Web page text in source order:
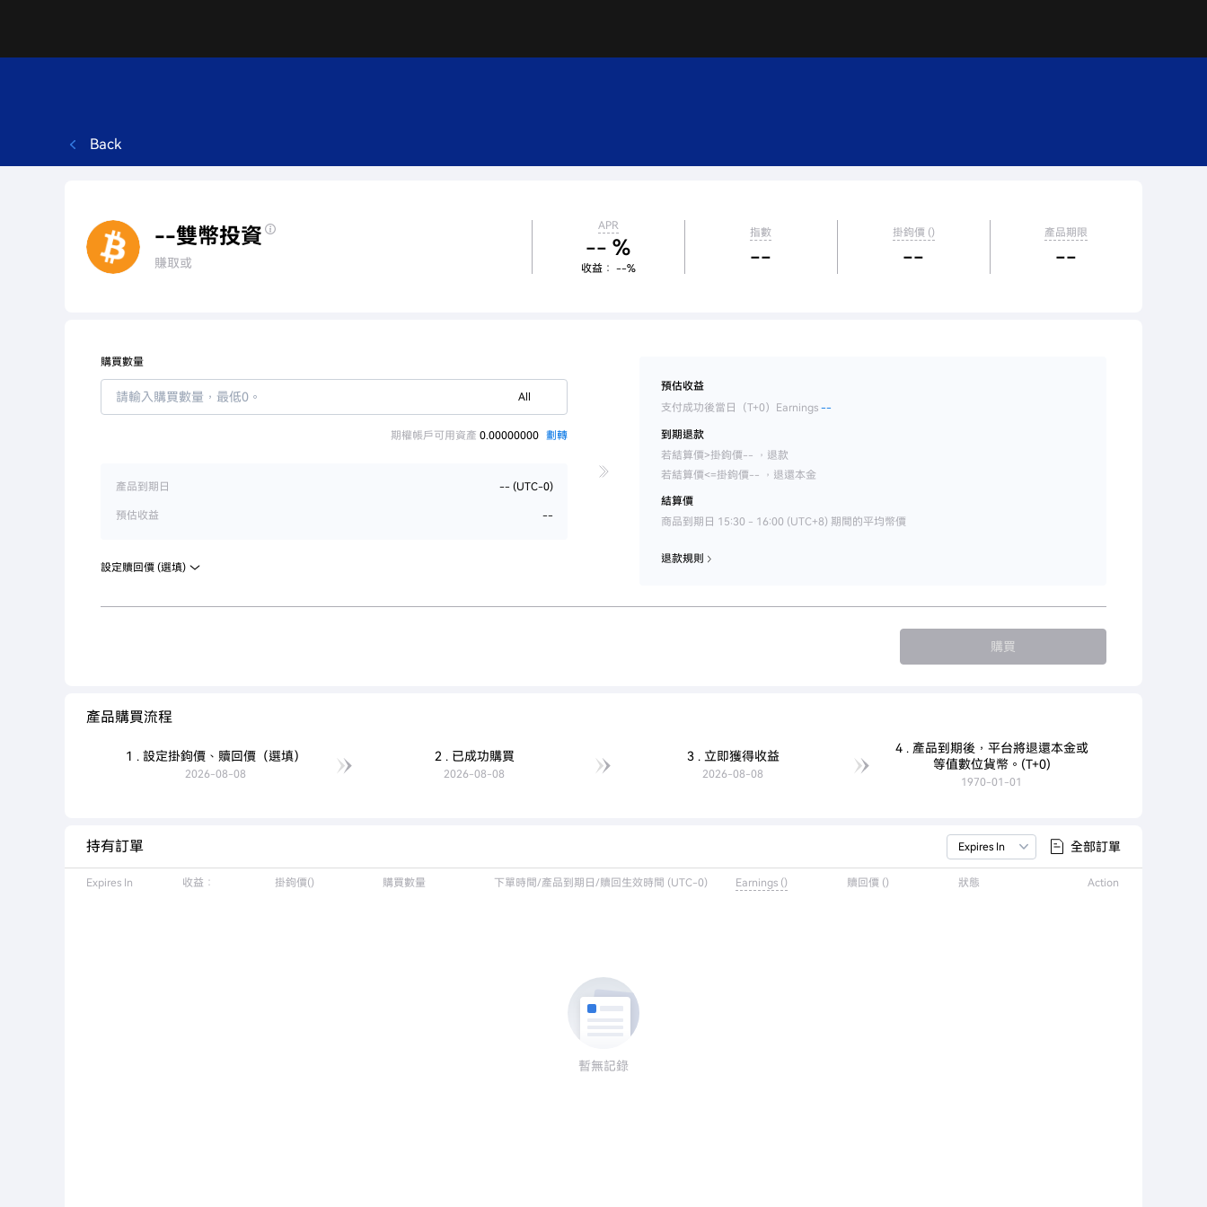
Back
--雙幣投資
賺取或
APR
-- %
收益： --%
指數
--
掛鉤價 ()
--
產品期限
--
購買數量
All
期權帳戶可用資產 0.00000000 劃轉
產品到期日 -- (UTC-0)
預估收益 --
設定贖回價 (選填)
預估收益
支付成功後當日（T+0）Earnings --
到期退款
若結算價>掛鉤價-- ，退款
若結算價<=掛鉤價-- ，退還本金
結算價
商品到期日 15:30 - 16:00 (UTC+8) 期間的平均幣價
退款規則
購買
產品購買流程
1 . 設定掛鉤價、贖回價（選填）
2026-08-08
2 . 已成功購買
2026-08-08
3 . 立即獲得收益
2026-08-08
4 . 產品到期後，平台將退還本金或
等值數位貨幣。(T+0)
1970-01-01
持有訂單 Expires In 全部訂單
Expires In 收益： 掛鉤價() 購買數量 下單時間/產品到期日/贖回生效時間 (UTC-0) Earnings () 贖回價 () 狀態 Action
暫無記錄